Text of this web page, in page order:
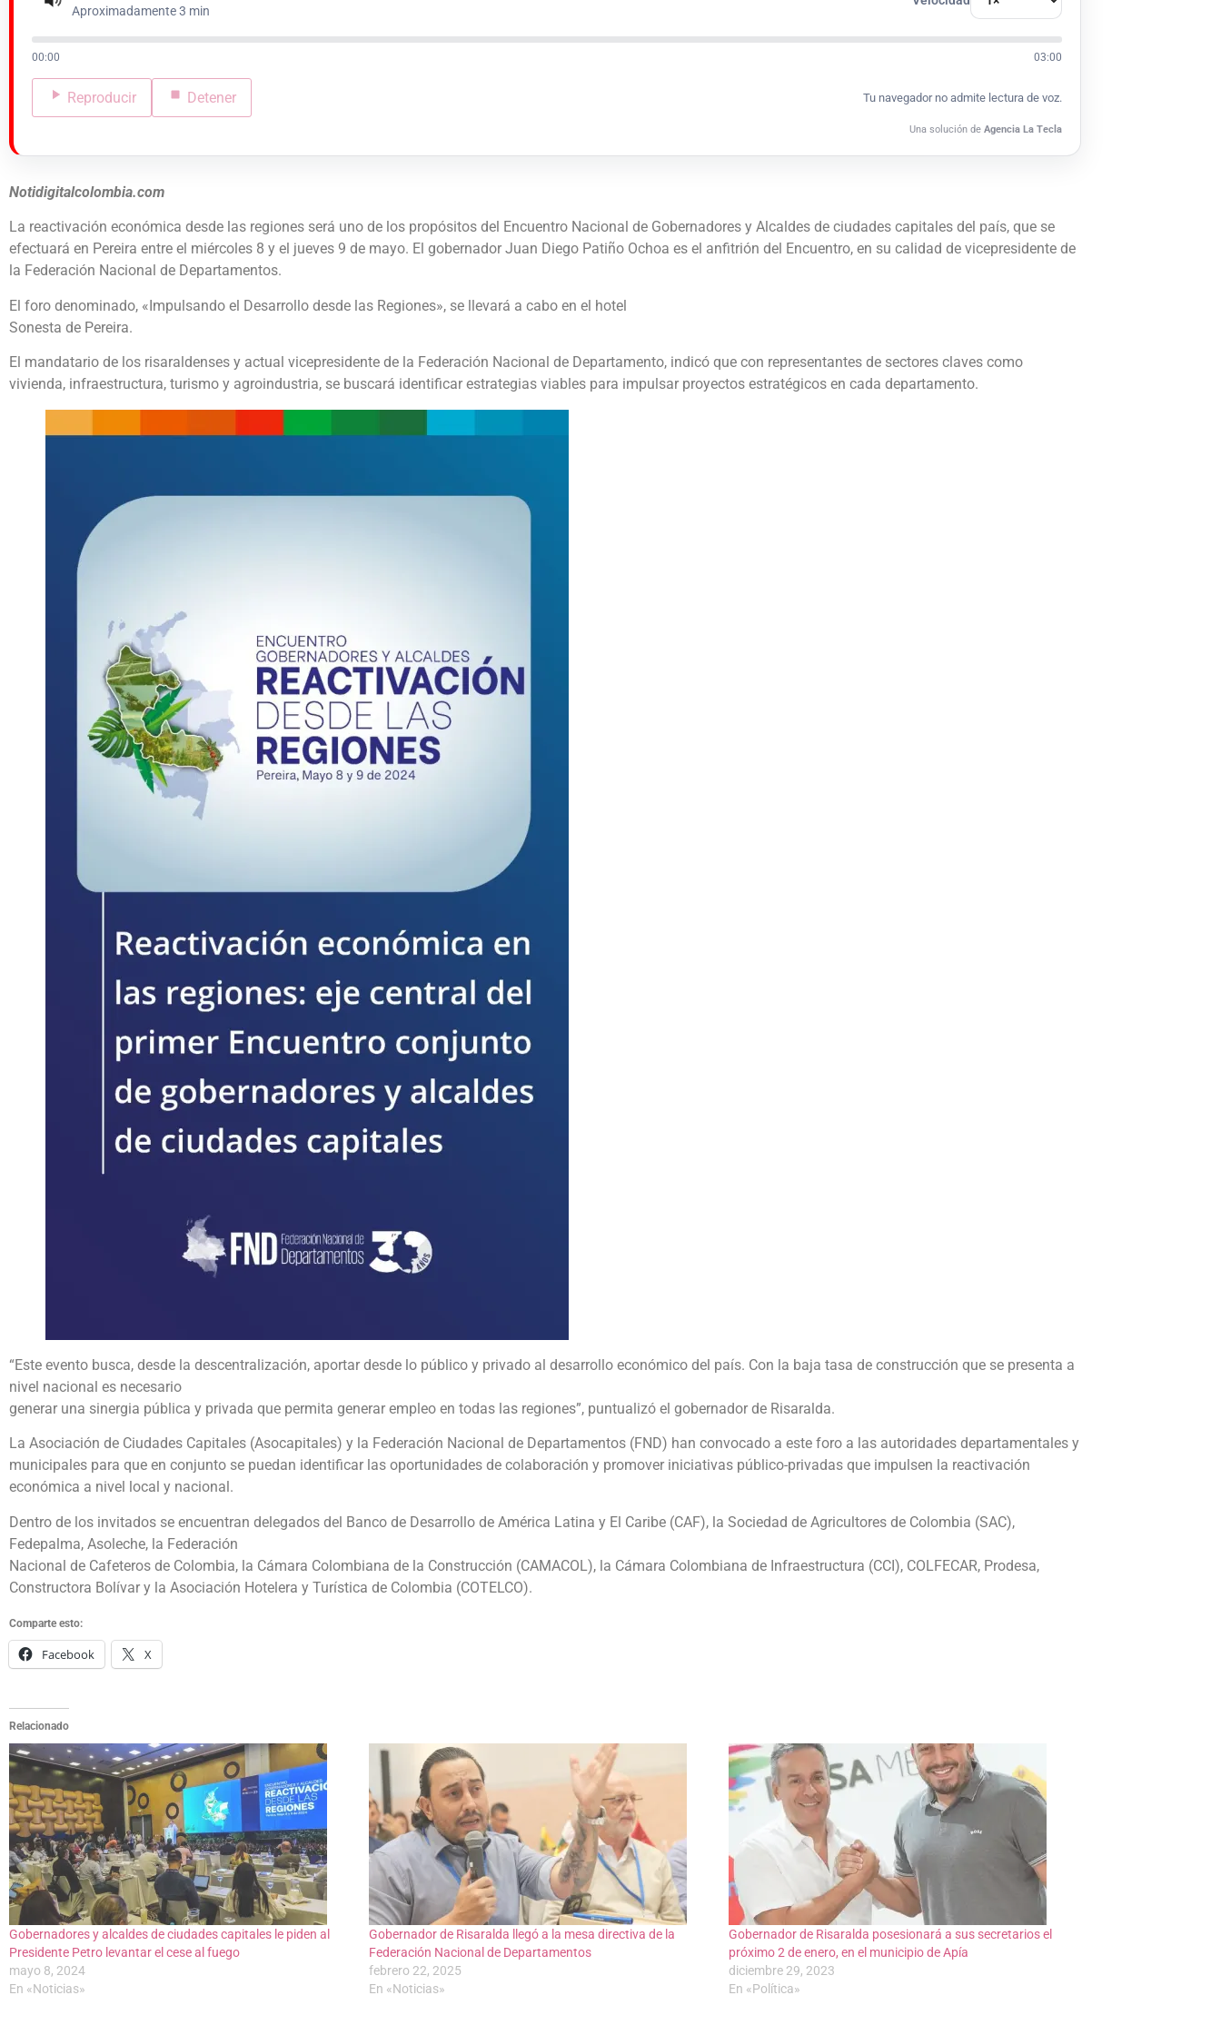
Aproximadamente 3 min
00:00 03:00
Reproducir Detener Tu navegador no admite lectura de voz.
Una solución de Agencia La Tecla
Notidigitalcolombia.com
La reactivación económica desde las regiones será uno de los propósitos del Encuentro Nacional de Gobernadores y Alcaldes de ciudades capitales del país, que se
efectuará en Pereira entre el miércoles 8 y el jueves 9 de mayo. El gobernador Juan Diego Patiño Ochoa es el anfitrión del Encuentro, en su calidad de vicepresidente de
la Federación Nacional de Departamentos.
El foro denominado, «Impulsando el Desarrollo desde las Regiones», se llevará a cabo en el hotel
Sonesta de Pereira.
El mandatario de los risaraldenses y actual vicepresidente de la Federación Nacional de Departamento, indicó que con representantes de sectores claves como
vivienda, infraestructura, turismo y agroindustria, se buscará identificar estrategias viables para impulsar proyectos estratégicos en cada departamento.
“Este evento busca, desde la descentralización, aportar desde lo público y privado al desarrollo económico del país. Con la baja tasa de construcción que se presenta a
nivel nacional es necesario
generar una sinergia pública y privada que permita generar empleo en todas las regiones”, puntualizó el gobernador de Risaralda.
La Asociación de Ciudades Capitales (Asocapitales) y la Federación Nacional de Departamentos (FND) han convocado a este foro a las autoridades departamentales y
municipales para que en conjunto se puedan identificar las oportunidades de colaboración y promover iniciativas público-privadas que impulsen la reactivación
económica a nivel local y nacional.
Dentro de los invitados se encuentran delegados del Banco de Desarrollo de América Latina y El Caribe (CAF), la Sociedad de Agricultores de Colombia (SAC),
Fedepalma, Asoleche, la Federación
Nacional de Cafeteros de Colombia, la Cámara Colombiana de la Construcción (CAMACOL), la Cámara Colombiana de Infraestructura (CCI), COLFECAR, Prodesa,
Constructora Bolívar y la Asociación Hotelera y Turística de Colombia (COTELCO).
Comparte esto:
Facebook X
Relacionado
Gobernadores y alcaldes de ciudades capitales le piden al
Presidente Petro levantar el cese al fuego
mayo 8, 2024
En «Noticias»
Gobernador de Risaralda llegó a la mesa directiva de la
Federación Nacional de Departamentos
febrero 22, 2025
En «Noticias»
Gobernador de Risaralda posesionará a sus secretarios el
próximo 2 de enero, en el municipio de Apía
diciembre 29, 2023
En «Política»